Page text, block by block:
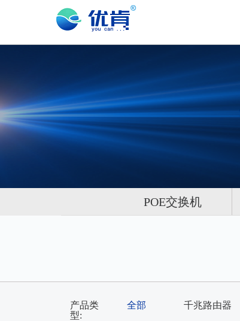
POE交换机
产品类
型:
全部 千兆路由器